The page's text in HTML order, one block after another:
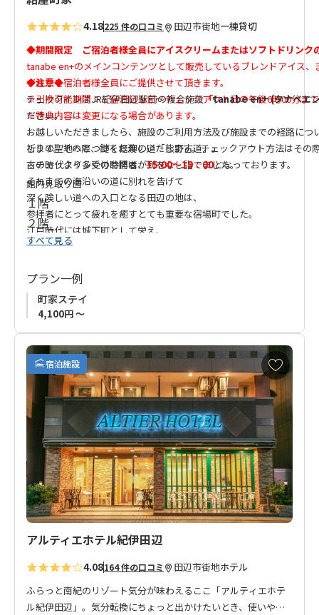
4.18225 件の口コミ 田辺市街地一棟貸切
◆期間限定 ご宿泊者様全員にアイスクリームまたはソフトドリンク
tanabe en+のメインコンテンツとして販売しているブレンドアイス
ずれかを宿泊者様全員にご提供させて頂きます。
※引換可能期間：ご宿泊日当日～チェックアウト日の午後6時00分まで
※特典内容は変更になる場合があります。
祈りの聖地へとつづく信仰の道「熊野古道」。
古の時代より多くの参拝者が列をなし詣でました。
それまでの海沿いの道に別れを告げて
深く険しい道への入口となる田辺の地は、
参拝者にとって疲れを癒すとても重要な宿場町でした。
江戸時代には城下町として栄え、
一日平均約８００人近い旅人が泊まり にぎわったといわれています
古民家を再生し 新たに息がふきこまれた「紺屋町家」は
古の時代のあしあとをたどり その空気を感じることができる町家で
日々ていねいに時を紡いできた人たちの残り香が
悠久の流れに思いを馳せる そんなゲストハウス「紺屋町家」が誕生
田辺のまちを広く散策して楽しめる自転車の貸し出しや、テレワー
りますので、
ビジネスの方やワーケーション利用にもおすすめです。
◆注意◆
チェックインはJR紀伊田辺駅前の複合施設「tanabe en+ (タナベエ
ださい。
お越しいただきましたら、施設のご利用方法及び施設までの経路につ
します。その際、鍵をお渡しいたします。チェックアウト方法はその
※チェックイン受付時間は、15:00～19：00となっております。
館内見取り図
１階
２階
すべて見る
プラン一例
町家ステイ
4,100円 ～
宿泊施設
お
気
に
入
り
に
追
加
アルティエホテル紀伊田辺
4.08164 件の口コミ 田辺市街地ホテル
ふらっと南紀のリゾート気分が味わえるここ「アルティエホテ
ル紀伊田辺」。気分転換にちょっと出かけたいとき、使いやす